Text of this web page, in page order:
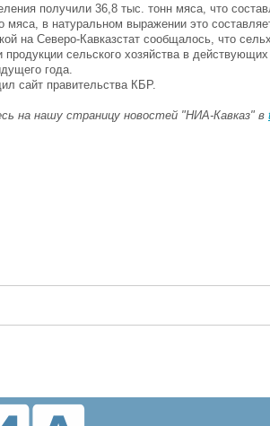
получили 36,8 тыс. тонн мяса, что
мяса, в натуральном выражении это
на Северо-Кавказстат сообщалось, что
продукции сельского хозяйства в
года.
сайт правительства КБР.
на нашу страницу новостей "НИА-Кавказ" в